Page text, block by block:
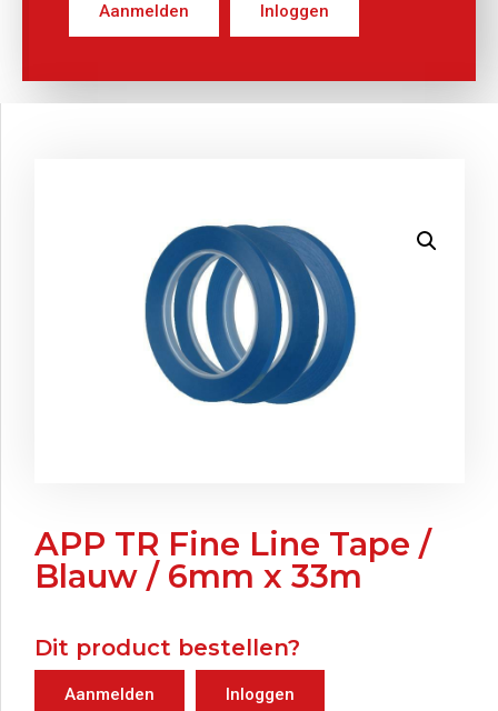
Aanmelden Inloggen
APP TR Fine Line Tape /
Blauw / 6mm x 33m
Dit product bestellen?
Aanmelden Inloggen